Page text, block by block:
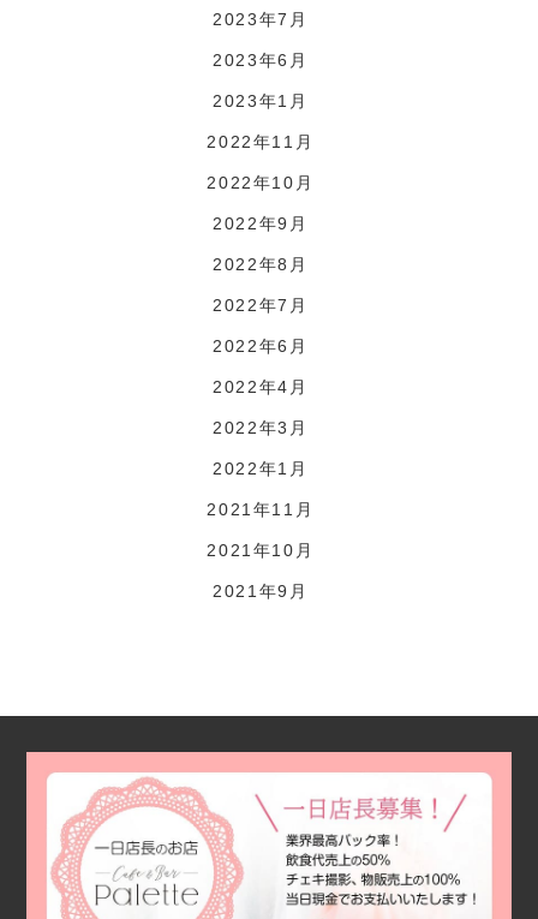
2023年7月
2023年6月
2023年1月
2022年11月
2022年10月
2022年9月
2022年8月
2022年7月
2022年6月
2022年4月
2022年3月
2022年1月
2021年11月
2021年10月
2021年9月